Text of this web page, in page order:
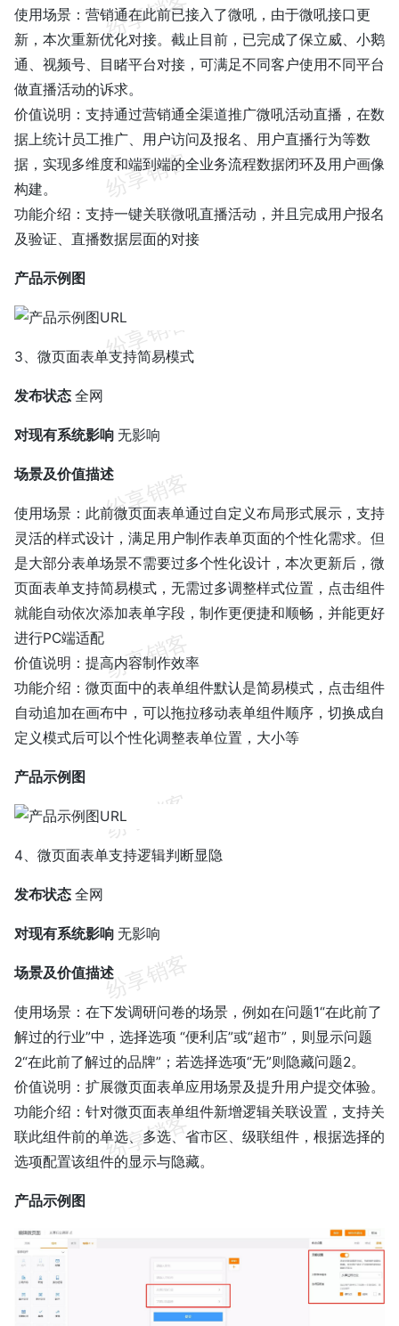
使用场景：营销通在此前已接入了微吼，由于微吼接口更
新，本次重新优化对接。截止目前，已完成了保立威、小鹅
通、视频号、目睹平台对接，可满足不同客户使用不同平台
做直播活动的诉求。
价值说明：支持通过营销通全渠道推广微吼活动直播，在数
据上统计员工推广、用户访问及报名、用户直播行为等数
据，实现多维度和端到端的全业务流程数据闭环及用户画像
构建。
功能介绍：支持一键关联微吼直播活动，并且完成用户报名
及验证、直播数据层面的对接
产品示例图
3、微页面表单支持简易模式
发布状态 全网
对现有系统影响 无影响
场景及价值描述
使用场景：此前微页面表单通过自定义布局形式展示，支持
灵活的样式设计，满足用户制作表单页面的个性化需求。但
是大部分表单场景不需要过多个性化设计，本次更新后，微
页面表单支持简易模式，无需过多调整样式位置，点击组件
就能自动依次添加表单字段，制作更便捷和顺畅，并能更好
进行PC端适配
价值说明：提高内容制作效率
功能介绍：微页面中的表单组件默认是简易模式，点击组件
自动追加在画布中，可以拖拉移动表单组件顺序，切换成自
定义模式后可以个性化调整表单位置，大小等
产品示例图
4、微页面表单支持逻辑判断显隐
发布状态 全网
对现有系统影响 无影响
场景及价值描述
使用场景：在下发调研问卷的场景，例如在问题1“在此前了
解过的行业”中，选择选项 “便利店”或“超市”，则显示问题
2“在此前了解过的品牌”；若选择选项“无”则隐藏问题2。
价值说明：扩展微页面表单应用场景及提升用户提交体验。
功能介绍：针对微页面表单组件新增逻辑关联设置，支持关
联此组件前的单选、多选、省市区、级联组件，根据选择的
选项配置该组件的显示与隐藏。
产品示例图